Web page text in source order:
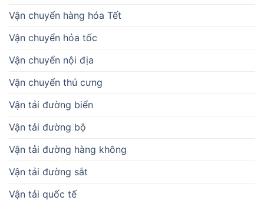
Vận chuyển hàng hóa Tết
Vận chuyển hỏa tốc
Vận chuyển nội địa
Vận chuyển thú cưng
Vận tải đường biển
Vận tải đường bộ
Vận tải đường hàng không
Vận tải đường sắt
Vận tải quốc tế